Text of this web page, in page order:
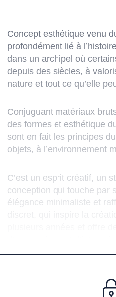
Concept esthétique venu
profondément lié à
dans un archipel où
depuis des siècles, à
nature et tout ce qu’elle
Conjuguant matériaux
des formes et esthétique
sont en fait les principes
objets, à l’environnement
C’est un esprit créatif, un
conception qui touche par
élégance minimaliste et